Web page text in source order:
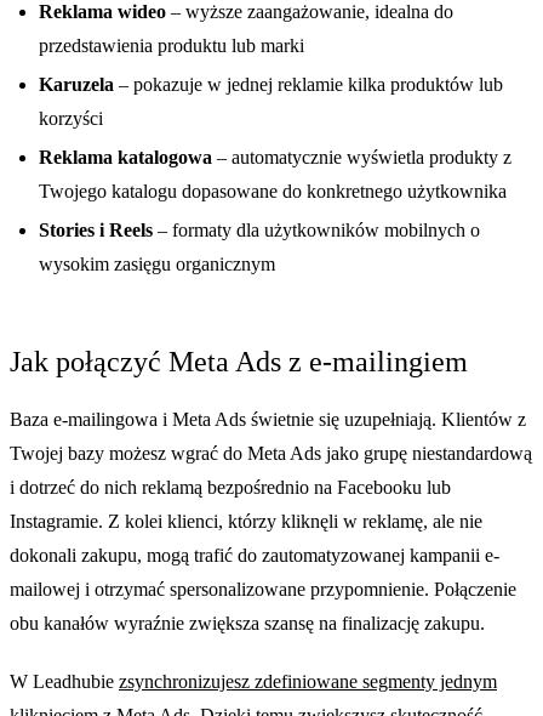
Reklama wideo – wyższe zaangażowanie, idealna do
przedstawienia produktu lub marki
Karuzela – pokazuje w jednej reklamie kilka produktów lub
korzyści
Reklama katalogowa – automatycznie wyświetla produkty z
Twojego katalogu dopasowane do konkretnego użytkownika
Stories i Reels – formaty dla użytkowników mobilnych o
wysokim zasięgu organicznym
Jak połączyć Meta Ads z e-mailingiem
Baza e-mailingowa i Meta Ads świetnie się uzupełniają. Klientów z
Twojej bazy możesz wgrać do Meta Ads jako grupę niestandardową
i dotrzeć do nich reklamą bezpośrednio na Facebooku lub
Instagramie. Z kolei klienci, którzy kliknęli w reklamę, ale nie
dokonali zakupu, mogą trafić do zautomatyzowanej kampanii e-
mailowej i otrzymać spersonalizowane przypomnienie. Połączenie
obu kanałów wyraźnie zwiększa szansę na finalizację zakupu.
W Leadhubie zsynchronizujesz zdefiniowane segmenty jednym